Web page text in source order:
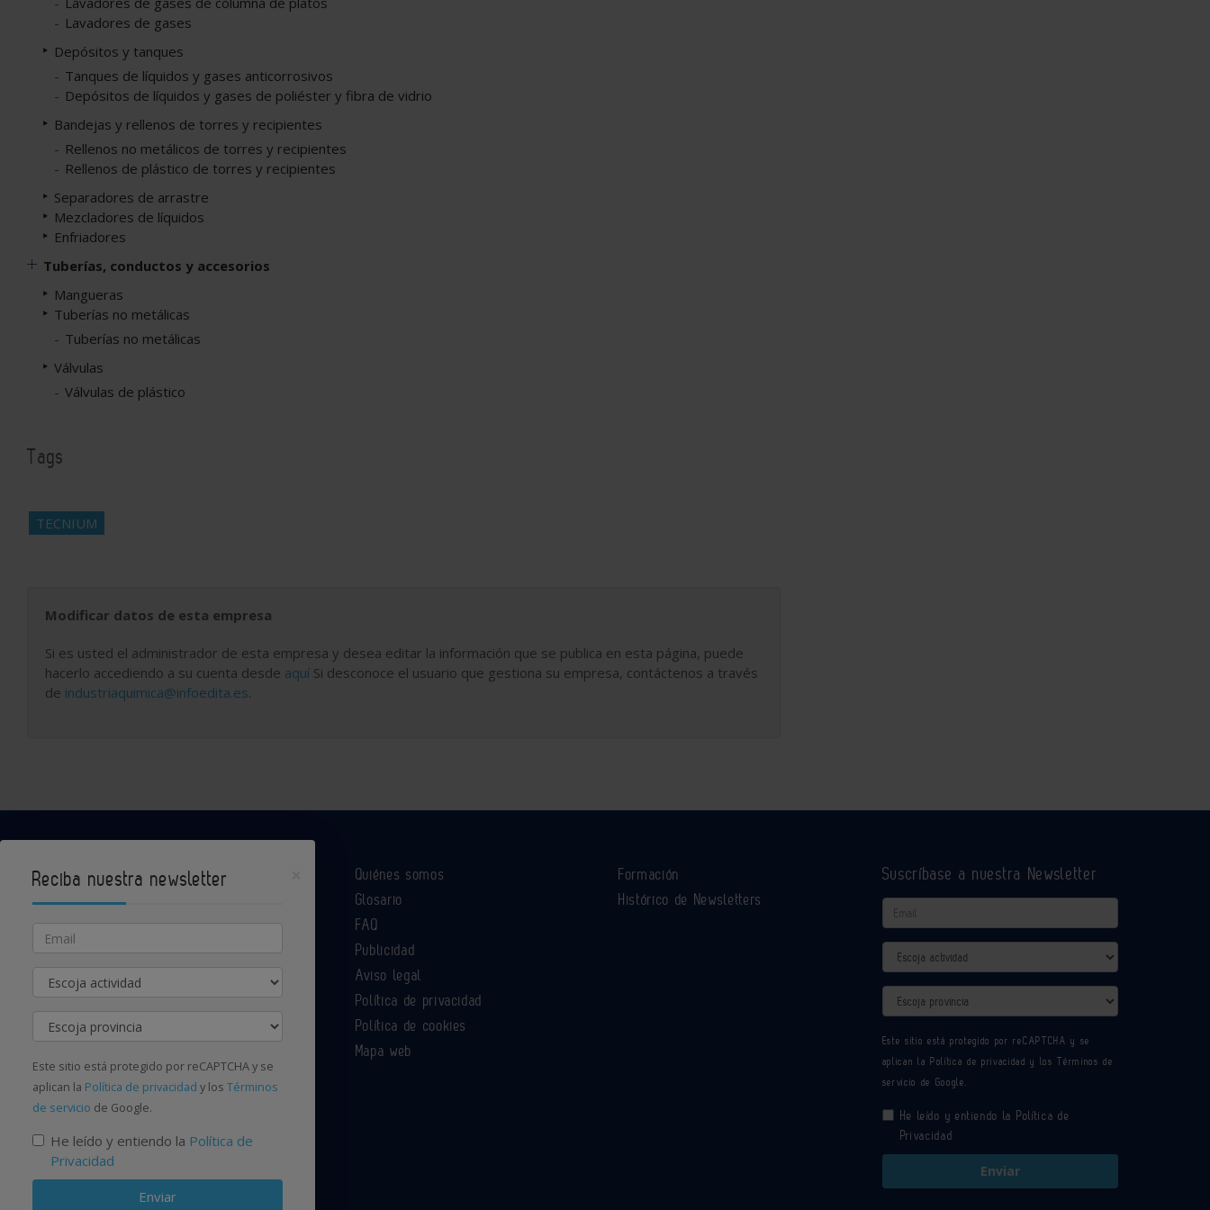
Lavadores de gases
Depósitos y tanques
Tanques de líquidos y gases anticorrosivos
Depósitos de líquidos y gases de poliéster y fibra de vidrio
Bandejas y rellenos de torres y recipientes
Rellenos no metálicos de torres y recipientes
Rellenos de plástico de torres y recipientes
Separadores de arrastre
Mezcladores de líquidos
Enfriadores
Tuberías, conductos y accesorios
Mangueras
Tuberías no metálicas
Tuberías no metálicas
Válvulas
Válvulas de plástico
Tags
TECNIUM
Modificar datos de esta empresa
Si es usted el administrador de esta empresa y desea editar la información que se publica en esta página, puede
hacerlo accediendo a su cuenta desde aquí Si desconoce el usuario que gestiona su empresa, contáctenos a través
de industriaquimica@infoedita.es.
Contacte con nosotros
Quiénes somos
Glosario
FAQ
Publicidad
Aviso legal
Política de privacidad
Política de cookies
Mapa web
Formación
Histórico de Newsletters
Suscríbase a nuestra Newsletter
Email
Actividad
Provincia
Este sitio está protegido por reCAPTCHA y se
aplican la Política de privacidad y losTérminos de
servicio de Google.
He leído y entiendo la Política de
Privacidad
Enviar
Reciba nuestra newsletter
Email
Actividad
Provincia
Este sitio está protegido por reCAPTCHA y se
aplican la Política de privacidad y los Términos
de servicio de Google.
He leído y entiendo la Política de
Privacidad
Enviar